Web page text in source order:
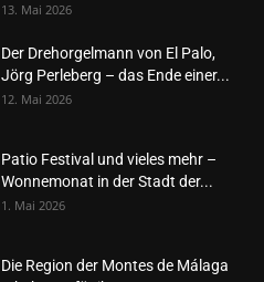
13. Mai 2026
Der Drehorgelmann von El Palo,
Jörg Perleberg – das Ende einer...
12. Mai 2026
Patio Festival und vieles mehr –
Wonnemonat in der Stadt der...
1. Mai 2026
Die Region der Montes de Málaga